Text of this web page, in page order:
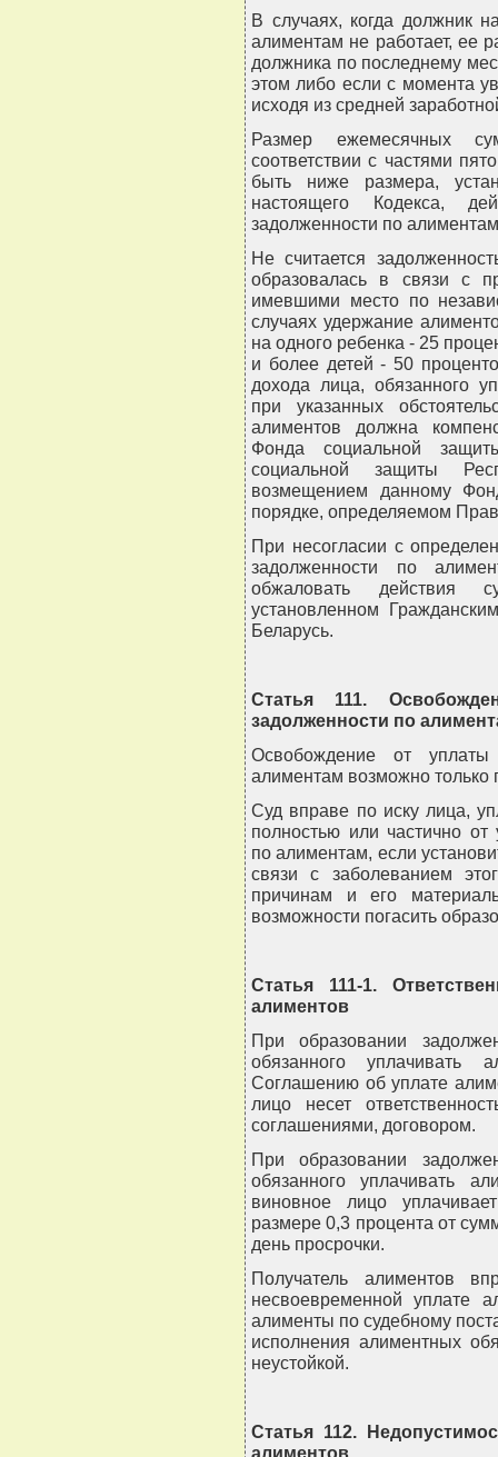
В случаях, когда должник
алиментам не работает, ее
должника по последнему
этом либо если с момента
исходя из средней
Размер ежемесячных
соответствии с частями
быть ниже размера,
настоящего Кодекса,
задолженности по
Не считается
образовалась в связи с
имевшими место по
случаях удержание
на одного ребенка - 25
и более детей - 50
дохода лица, обязанного
при указанных
алиментов должна
Фонда социальной
социальной защиты
возмещением данному
порядке, определяемом
При несогласии с
задолженности по
обжаловать действия
установленном
Беларусь.
Статья 111.
задолженности по
Освобождение от
алиментам возможно только
Суд вправе по иску лица,
полностью или частично
по алиментам, если
связи с заболеванием
причинам и его
возможности погасить
Статья 111-1.
алиментов
При образовании
обязанного
Соглашению об уплате
лицо несет
соглашениями, договором.
При образовании
обязанного уплачивать
виновное лицо
размере 0,3 процента от
день просрочки.
Получатель алиментов
несвоевременной уплате
алименты по судебному
исполнения алиментных
неустойкой.
Статья 112.
алиментов